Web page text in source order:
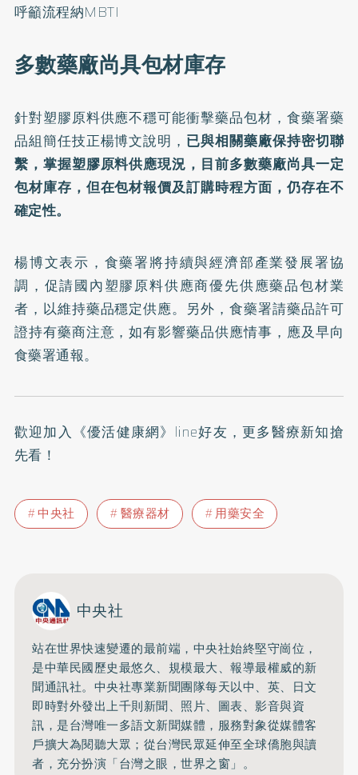
呼籲流程納MBTI
多數藥廠尚具包材庫存
針對塑膠原料供應不穩可能衝擊藥品包材，食藥署藥
品組簡任技正楊博文說明， 已與相關藥廠保持密切聯
繫，掌握塑膠原料供應現況，目前多數藥廠尚具一定
包材庫存，但在包材報價及訂購時程方面，仍存在不
確定性。
楊博文表示，食藥署將持續與經濟部產業發展署協
調，促請國內塑膠原料供應商優先供應藥品包材業
者，以維持藥品穩定供應。另外，食藥署請藥品許可
證持有藥商注意，如有影響藥品供應情事，應及早向
食藥署通報。
歡迎加入 《優活健康網》line好友 ，更多醫療新知搶
先看！
中央社 醫療器材 用藥安全
中央社
站在世界快速變遷的最前端，中央社始終堅守崗位，
是中華民國歷史最悠久、規模最大、報導最權威的新
聞通訊社。中央社專業新聞團隊每天以中、英、日文
即時對外發出上千則新聞、照片、圖表、影音與資
訊，是台灣唯一多語文新聞媒體，服務對象從媒體客
戶擴大為閱聽大眾；從台灣民眾延伸至全球僑胞與讀
者，充分扮演「台灣之眼，世界之窗」。